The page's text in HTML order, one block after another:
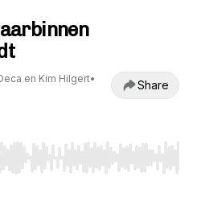
en Kim Hilgert•
Share
to seek, Home/End to jump